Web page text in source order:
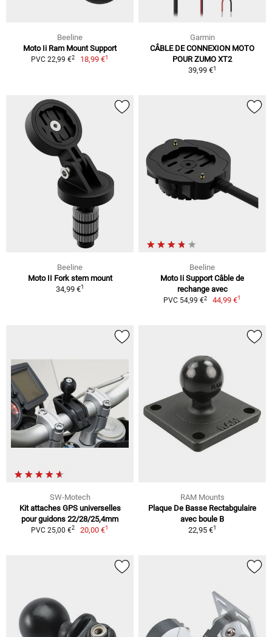
Beeline
Moto Ii Ram Mount Support
PVC 22,99 €2 18,99 €1
Garmin
CÂBLE DE CONNEXION MOTO
POUR ZUMO XT2
39,99 €1
Beeline
Moto II Fork stem mount
34,99 €1
Beeline
Moto Ii Support Câble de
rechange avec
PVC 54,99 €2 44,99 €1
SW-Motech
Kit attaches GPS universelles
pour guidons 22/28/25,4mm
PVC 25,00 €2 20,00 €1
RAM Mounts
Plaque De Basse Rectabgulaire
avec boule B
22,95 €1